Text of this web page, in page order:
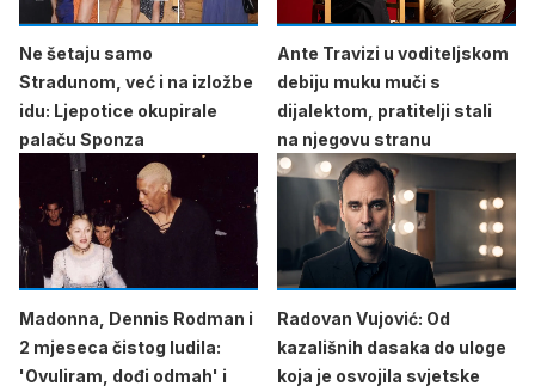
Ne šetaju samo
Stradunom, već i na izložbe
idu: Ljepotice okupirale
palaču Sponza
Ante Travizi u voditeljskom
debiju muku muči s
dijalektom, pratitelji stali
na njegovu stranu
Madonna, Dennis Rodman i
2 mjeseca čistog ludila:
'Ovuliram, dođi odmah' i
Radovan Vujović: Od
kazališnih dasaka do uloge
koja je osvojila svjetske